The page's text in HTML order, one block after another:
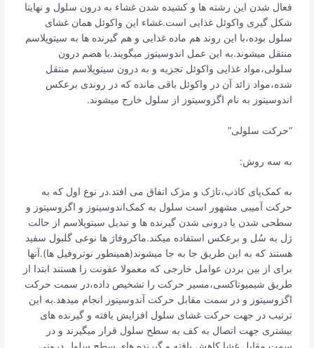
فعال شدن این رشته ها و کشیده شدن غشاء به درون سلول و نهایتا
شکل گیری واکوئل غذایی است.غشاء این واکوئل همان غشای
سلول بوده،با این روند هم ماده غذایی و هم گیرنده ها به سیتوپلاسم
منتقل میشوند.به این عمل اندوسیتوز میگویند.با هضم درون
سلولی،مواد غذایی واکوئل تجزیه و به درون سیتوپلاسم منتقل
شده،مواد زائد آن در واکوئل باقی مانده که در روندی برعکس
اندوسیتوز به نام اگزوسیتوز از سلول خارج میشوند.
“حرکت سلولی”
به سه روش:
به کمک‌پای کاذب،تاژک و مژک اتفاق می افتد.در نوع اول که به
حرکت آمیبی مشهور است سلول به کمک‌اندوسیتوز و اگزوسیتوز و
سطحی شدن یا درونی شدن گیرنده ها و تبدیل سیتوپلاسم از حالت
ژل به سُل و برعکس استفاده میکند.ماکروفاژ ها نوعی گلبول سفید
هستند که به این طریق جا به جا میشوند(همینطور نوتروفیل ها).آنها
برای از بین بردن عوامل خارجی که معمولا عفونت زا هستند ابتدا از
طریق شیمیوتاکسی،مسیر حرکت را تشخیص داده،در سمت حرکت
اگزوسیتوز و در سمت مقابل حرکت آندوسیتوز انجام میدهد.به این
ترتیب در جهت حرکت غشای سلول افزایش یافته و گیرنده های
بیشتری جهت اتصال به کف به سطح سلول قرار میگیرند و در